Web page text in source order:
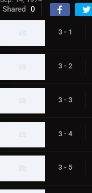
Shared 0
3 - 1
3 - 2
3 - 3
3 - 4
3 - 5